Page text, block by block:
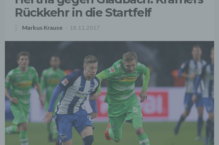
Rückkehr in die Startfelf
Markus Krause 18.11.2017